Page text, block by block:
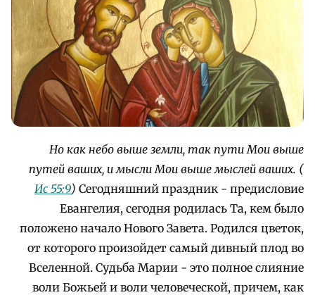
Но как небо выше земли, так пути Мои выше
путей ваших, и мысли Мои выше мыслей ваших. (
Ис 55:9) Сегодняшний праздник - предисловие
Евангелия, сегодня родилась Та, кем было
положено начало Нового Завета. Родился цветок,
от которого произойдет самый дивный плод во
Вселенной. Судьба Марии - это полное слияние
воли Божьей и воли человеческой, причем, как